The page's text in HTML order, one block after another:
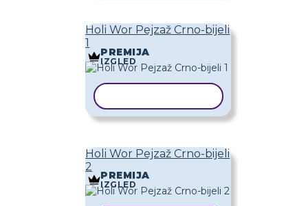
Holi Wor Pejzaž Crno-bijeli
1
PREMIJA
IZGLED
Holi Wor Pejzaž Crno-bijeli
2
PREMIJA
IZGLED